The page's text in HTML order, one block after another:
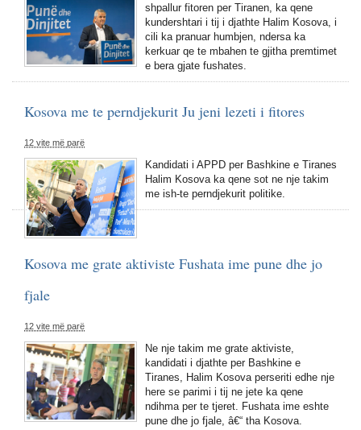
shpallur fitoren per Tiranen, ka qene
kundershtari i tij i djathte Halim Kosova, i
cili ka pranuar humbjen, ndersa ka
kerkuar qe te mbahen te gjitha premtimet
e bera gjate fushates.
Kosova me te perndjekurit Ju jeni lezeti i fitores
12 vite më parë
Kandidati i APPD per Bashkine e Tiranes
Halim Kosova ka qene sot ne nje takim
me ish-te perndjekurit politike.
Kosova me grate aktiviste Fushata ime pune dhe jo
fjale
12 vite më parë
Ne nje takim me grate aktiviste,
kandidati i djathte per Bashkine e
Tiranes, Halim Kosova perseriti edhe nje
here se parimi i tij ne jete ka qene
ndihma per te tjeret. Fushata ime eshte
pune dhe jo fjale, â€“ tha Kosova.